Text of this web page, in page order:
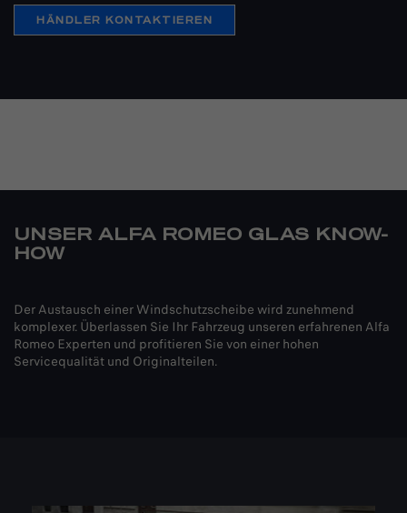
HÄNDLER KONTAKTIEREN
UNSER ALFA ROMEO GLAS KNOW-
HOW
Der Austausch einer Windschutzscheibe wird zunehmend
komplexer. Überlassen Sie Ihr Fahrzeug unseren erfahrenen Alfa
Romeo Experten und profitieren Sie von einer hohen
Servicequalität und Originalteilen.